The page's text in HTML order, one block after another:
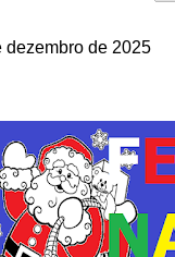
dezembro de 2025